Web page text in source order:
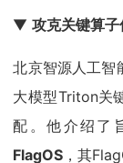
▼攻克关键算
北京智源人工智
大模型Triton关
配。他介绍了
FlagOS ，其